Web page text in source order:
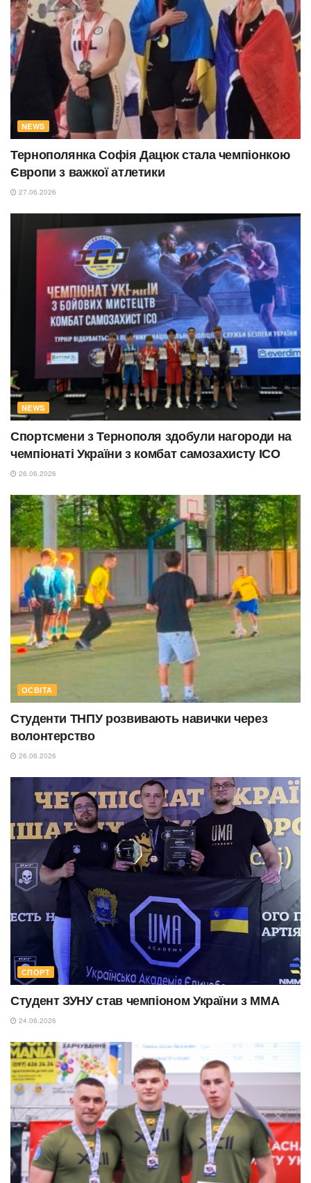
NEWS
Тернополянка Софія Дацюк стала чемпіонкою
Європи з важкої атлетики
27.06.2026
NEWS
Спортсмени з Тернополя здобули нагороди на
чемпіонаті України з комбат самозахисту ІСО
26.06.2026
ОСВІТА
Студенти ТНПУ розвивають навички через
волонтерство
26.06.2026
СПОРТ
Студент ЗУНУ став чемпіоном України з ММА
24.06.2026